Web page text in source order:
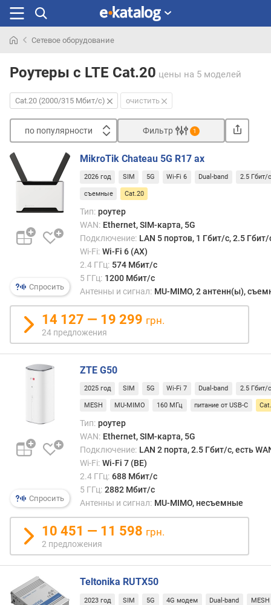
раньше
Сетевое оборудование
Роутеры с LTE Cat.20 цены на 5 моделей
Cat.20 (2000/315 Мбит/c) очистить
по популярности
о
о
у
л
о
с
т
и
о
т
д
е
е
ы
х
о
р
о
г
о
т
Фильтр 1
Спросить
MikroTik Chateau 5G R17 ax
2026 год SIM 5G Wi-Fi 6 Dual-band 2.5 Гбит/с
съемные Cat.20
Тип: роутер
WAN: Ethernet, SIM-карта, 5G
Подключение: LAN 5 портов, 1 Гбит/с, 2.5
Wi-Fi: Wi-Fi 6 (AX)
2.4 ГГц: 574 Мбит/с
5 ГГц: 1200 Мбит/с
Антенны и сигнал: MU-MIMO, 2 антенн(ы),
14 127 — 19 299 грн.
24 предложения
Спросить
ZTE G50
2025 год SIM 5G Wi-Fi 7 Dual-band 2.5 Гбит/с
MESH MU-MIMO 160 МГц питание от USB-C
Тип: роутер
WAN: Ethernet, SIM-карта, 5G
Подключение: LAN 2 порта, 2.5 Гбит/с, есть
Wi-Fi: Wi-Fi 7 (BE)
2.4 ГГц: 688 Мбит/с
5 ГГц: 2882 Мбит/с
Антенны и сигнал: MU-MIMO, несъемные
10 451 — 11 598 грн.
2 предложения
Teltonika RUTX50
2023 год SIM 5G 4G модем Dual-band MESH